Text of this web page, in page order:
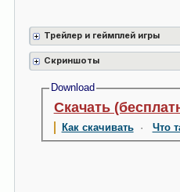
Трейлер и геймплей игры
Скриншоты
Download
Скачать
Как скачивать· Что